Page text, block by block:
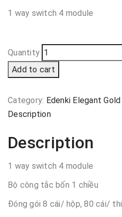
1 way switch 4 module
Quantity
Add to cart
Category: Edenki Elegant
Description
Description
1 way switch 4 module
Bộ công tắc bốn 1 chiều
Đóng gói 8 cái/ hộp, 80 cái/